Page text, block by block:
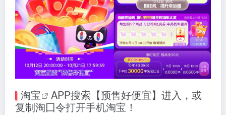
淘宝
APP搜索【预售好便宜】进入，或
复制淘囗令打开手机淘宝！